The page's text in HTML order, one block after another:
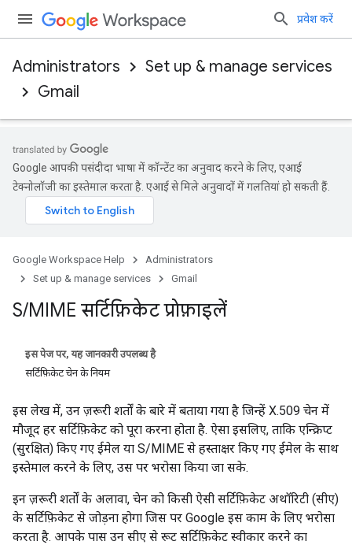
प्रवेश करें
Administrators
Set up & manage services
Gmail
Google आपकी पसंदीदा भाषा में कॉन्टेंट का अनुवाद करने के लिए, एआई
टेक्नोलॉजी का इस्तेमाल करता है. एआई से मिले अनुवादों में गलतियां हो सकती हैं.
Google Workspace Help
Administrators
Set up & manage services
Gmail
S/MIME सर्टिफ़िकेट प्रोफ़ाइलें
इस पेज पर, यह जानकारी उपलब्ध है
सर्टिफ़िकेट चेन के नियम
इस लेख में, उन ज़रूरी शर्तों के बारे में बताया गया है जिन्हें X.509 चेन में
मौजूद हर सर्टिफ़िकेट को पूरा करना होता है. ऐसा इसलिए, ताकि एन्क्रिप्ट
(सुरक्षित) किए गए ईमेल या S/MIME से हस्ताक्षर किए गए ईमेल के साथ
इस्तेमाल करने के लिए, उस पर भरोसा किया जा सके.
इन ज़रूरी शर्तों के अलावा, चेन को किसी ऐसी सर्टिफ़िकेट अथॉरिटी (सीए)
के सर्टिफ़िकेट से जोड़ना होगा जिस पर Google इस काम के लिए भरोसा
करता है. आपके पास उन सीए से रूट सर्टिफ़िकेट स्वीकार करने का